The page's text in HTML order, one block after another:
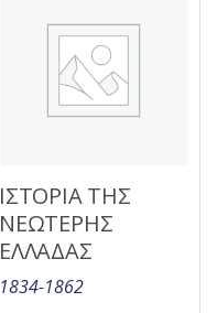
ΙΣΤΟΡΙΑ ΤΗΣ
ΝΕΩΤΕΡΗΣ
ΕΛΛΑΔΑΣ
1834-1862